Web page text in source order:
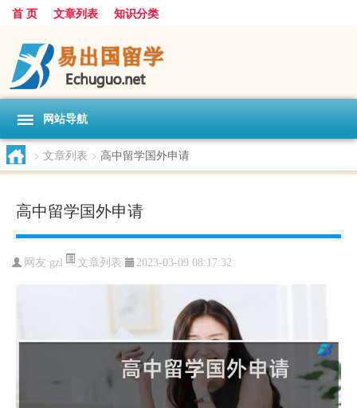
首 页 文章列表 知识分类
网站导航
> 文章列表 > 高中留学国外申请
高中留学国外申请
网友:gzl 文章列表 2023-03-09 08:17:32